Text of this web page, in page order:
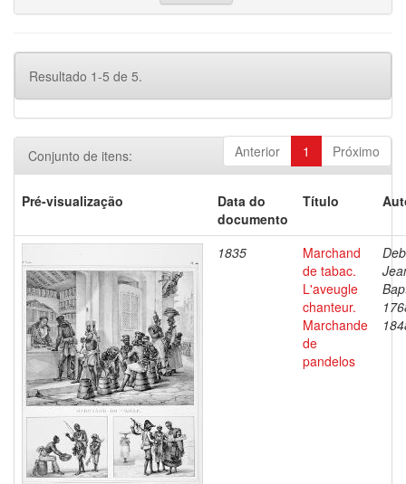
Resultado 1-5 de 5.
Anterior 1 Próximo
Conjunto de itens:
Pré-visualização
Data do
documento
Título
1835
Marchand
de tabac.
L'aveugle
chanteur.
Marchande
de
pandelos